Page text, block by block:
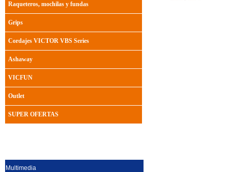
Raqueteros, mochilas y fundas
Grips
Cordajes VICTOR VBS Series
Ashaway
VICFUN
Outlet
SUPER OFERTAS
Multimedia